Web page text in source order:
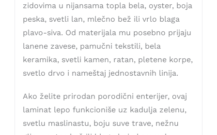
zidovima u nijansama topla bela, oyster, boja
peska, svetli lan, mlečno bež ili vrlo blaga
plavo-siva. Od materijala mu posebno prijaju
lanene zavese, pamučni tekstili, bela
keramika, svetli kamen, ratan, pletene korpe,
svetlo drvo i nameštaj jednostavnih linija.
Ako želite prirodan porodični enterijer, ovaj
laminat lepo funkcioniše uz kadulja zelenu,
svetlu maslinastu, boju suve trave, nežnu